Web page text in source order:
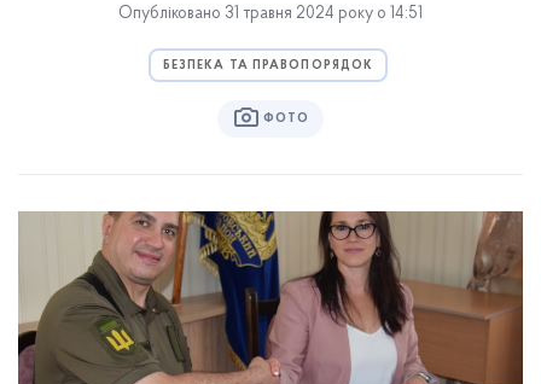
Опубліковано 31 травня 2024 року о 14:51
БЕЗПЕКА ТА ПРАВОПОРЯДОК
ФОТО